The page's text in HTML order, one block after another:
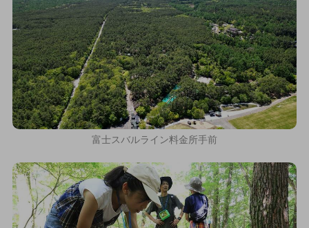
富士スバルライン料金所手前